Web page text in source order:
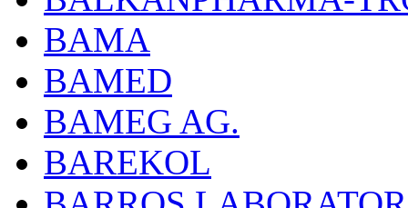
BAMA
BAMED
BAMEG AG.
BAREKOL